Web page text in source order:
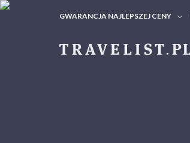
GWARANCJA NAJLEPSZEJ CENY